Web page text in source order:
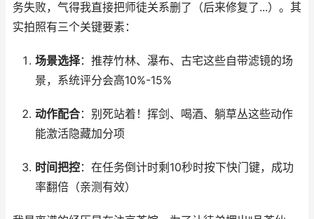
务失败，气得我直接把师徒关系删了（后来修复了...）。其
实拍照有三个关键要素：
场景选择：推荐竹林、瀑布、古宅这些自带滤镜的场
景，系统评分会高10%-15%
动作配合：别死站着！挥剑、喝酒、躺草丛这些动作
能激活隐藏加分项
时间把控：在任务倒计时剩10秒时按下快门键，成功
率翻倍（亲测有效）